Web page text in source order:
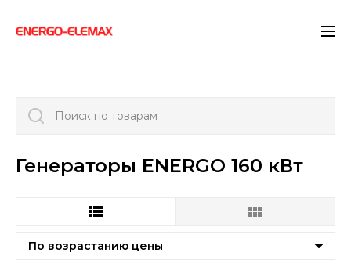
Поиск по товарам
Генераторы ENERGO 160 кВт
По возрастанию цены